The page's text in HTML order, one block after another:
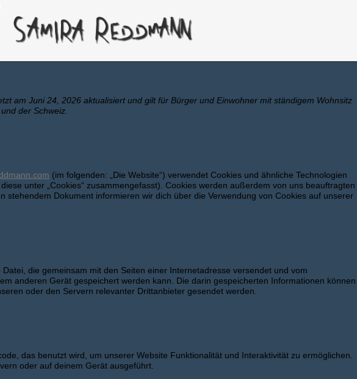
am Juni 24, 2026 aktualisiert und gilt für Bürger und Einwohner mit ständigem Wohnsitz
der Schweiz.
(im folgenden: „Die Website“) verwendet Cookies und ähnliche Technologien
unter „Cookies“ zusammengefasst). Cookies werden außerdem von uns beauftragten
stehendem Dokument informieren wir dich über die Verwendung von Cookies auf unserer
die gemeinsam mit den Seiten einer Internetadresse versendet und vom
anderen Gerät gespeichert werden kann. Die darin gespeicherten Informationen können
oder den Servern relevanter Drittanbieter gesendet werden.
das benutzt wird, um unserer Website Funktionalität und Interaktivität zu ermöglichen.
oder auf deinem Gerät ausgeführt.